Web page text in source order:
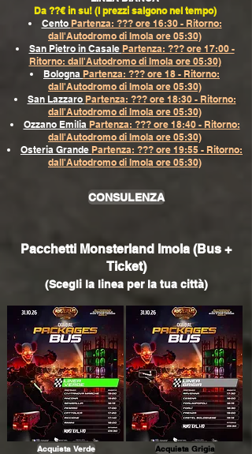
Da ??€ in su! (I prezzi salgono nel tempo)
Cento Partenza: ??? ore 16:30 - Ritorno:
dall'Autodromo di Imola ore 05:30)
San Pietro in Casale Partenza: ??? ore 17:00 -
Ritorno: dall'Autodromo di Imola ore 05:30)
Bologna Partenza: ??? ore 18 - Ritorno:
dall'Autodromo di Imola ore 05:30)
San Lazzaro Partenza: ??? ore 18:30 - Ritorno:
dall'Autodromo di Imola ore 05:30)
Ozzano Emilia Partenza: ??? ore 18:40 - Ritorno:
dall'Autodromo di Imola ore 05:30)
Osteria Grande Partenza: ??? ore 19:55 - Ritorno:
dall'Autodromo di Imola ore 05:30)
CONSULENZA
Pacchetti Monsterland Imola (Bus +
Ticket)
(Scegli la linea per la tua città)
Acquista Verde Acquista Grigia